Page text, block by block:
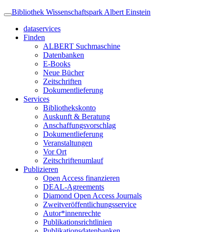
Bibliothek Wissenschaftspark Albert Einstein
dataservices
Finden
ALBERT Suchmaschine
Datenbanken
E-Books
Neue Bücher
Zeitschriften
Dokumentlieferung
Services
Bibliothekskonto
Auskunft & Beratung
Anschaffungsvorschlag
Dokumentlieferung
Veranstaltungen
Vor Ort
Zeitschriftenumlauf
Publizieren
Open Access finanzieren
DEAL-Agreements
Diamond Open Access Journals
Zweitveröffentlichungsservice
Autor*innenrechte
Publikationsrichtlinien